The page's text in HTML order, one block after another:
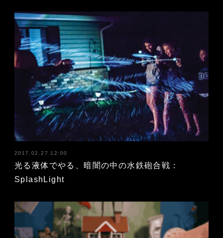
2017.02.27 12:00
光る液体でやる、暗闇の中の水鉄砲合戦：
SplashLight